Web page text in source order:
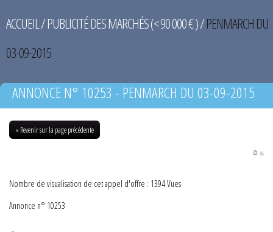
ACCUEIL/PUBLICITÉ DES MARCHÉS (< 90 000 € )/PENMARCH DU
03-09-2015
ANNONCE N° 10253 - PENMARCH DU 03-09-2015
« Revenir sur la page précédente
PDF
Nombre de visualisation de cet appel d'offre : 1394 Vues
Annonce n° 10253